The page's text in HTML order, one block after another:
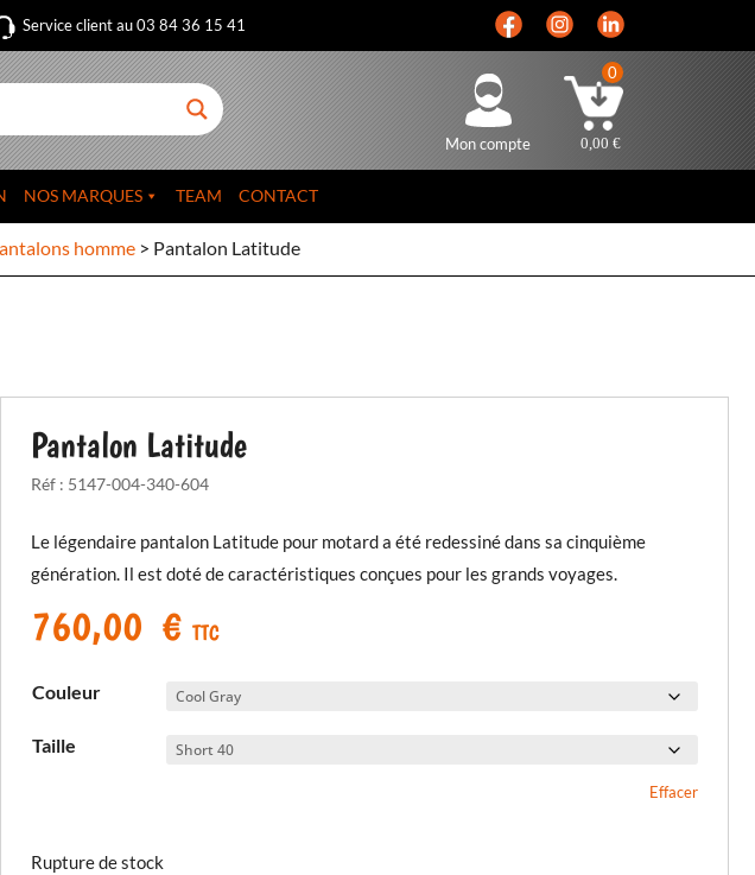
Service client au 03 84 36 15 41
Mon compte
0
0,00 €
NOS MARQUES TEAM CONTACT
homme > Pantalon Latitude
Pantalon Latitude
Réf : 5147-004-340-604
Le légendaire pantalon Latitude pour motard a été redessiné dans sa cinquième
génération. Il est doté de caractéristiques conçues pour les grands voyages.
760,00 € TTC
Couleur
Taille
Effacer
Rupture de stock